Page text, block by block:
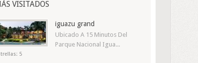
VISITADOS
iguazu grand
Ubicado A 15 Minutos Del
Parque Nacional Igua...
5